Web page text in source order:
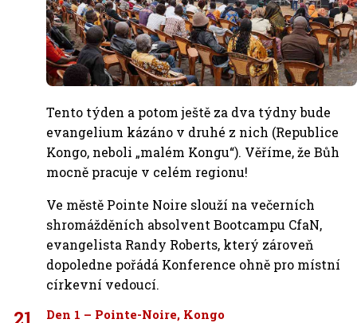
Tento týden a potom ještě za dva týdny bude
evangelium kázáno v druhé z nich (Republice
Kongo, neboli „malém Kongu“). Věříme, že Bůh
mocně pracuje v celém regionu!
Ve městě Pointe Noire slouží na večerních
shromážděních absolvent Bootcampu CfaN,
evangelista Randy Roberts, který zároveň
dopoledne pořádá Konference ohně pro místní
církevní vedoucí.
21 Den 1 – Pointe-Noire, Kongo